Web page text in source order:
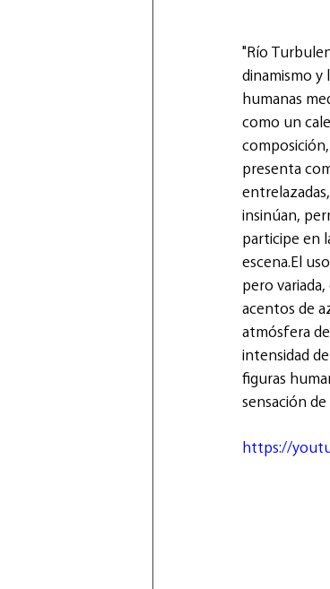
"Río
dinamismo y
humanas
como un
presenta
insinúan,
participe en
escena.El
pero
acentos de
atmósfera
intensidad
figuras
sensación
https://